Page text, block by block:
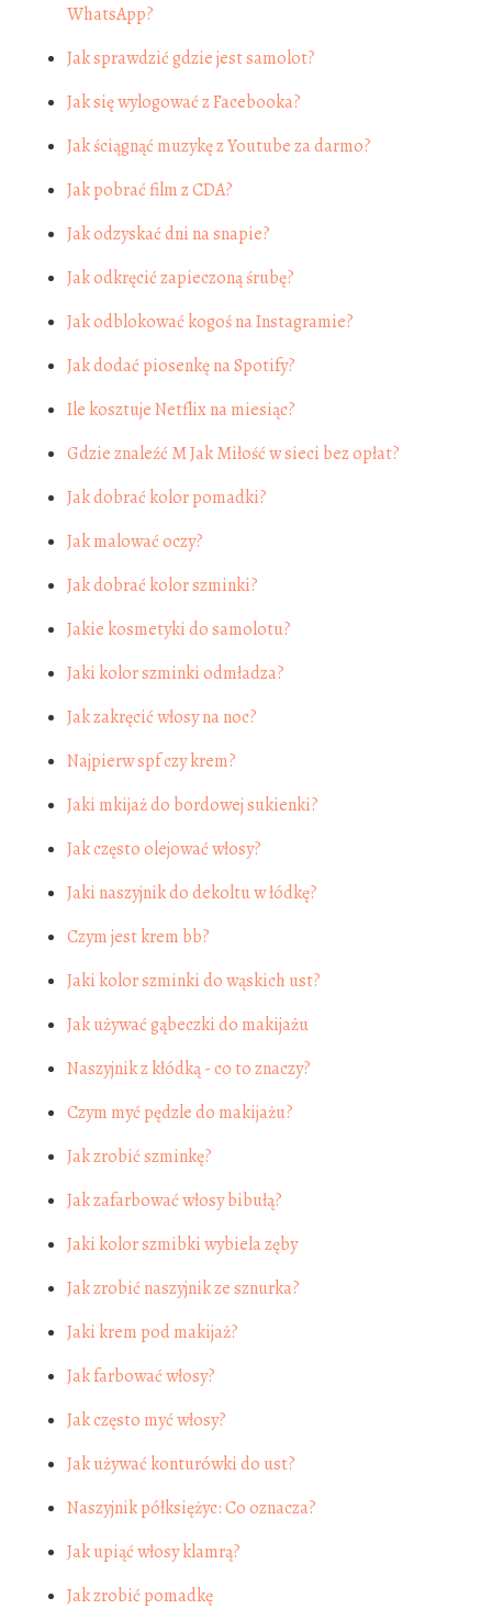
WhatsApp?
Jak sprawdzić gdzie jest samolot?
Jak się wylogować z Facebooka?
Jak ściągnąć muzykę z Youtube za darmo?
Jak pobrać film z CDA?
Jak odzyskać dni na snapie?
Jak odkręcić zapieczoną śrubę?
Jak odblokować kogoś na Instagramie?
Jak dodać piosenkę na Spotify?
Ile kosztuje Netflix na miesiąc?
Gdzie znaleźć M Jak Miłość w sieci bez opłat?
Jak dobrać kolor pomadki?
Jak malować oczy?
Jak dobrać kolor szminki?
Jakie kosmetyki do samolotu?
Jaki kolor szminki odmładza?
Jak zakręcić włosy na noc?
Najpierw spf czy krem?
Jaki mkijaż do bordowej sukienki?
Jak często olejować włosy?
Jaki naszyjnik do dekoltu w łódkę?
Czym jest krem bb?
Jaki kolor szminki do wąskich ust?
Jak używać gąbeczki do makijażu
Naszyjnik z kłódką - co to znaczy?
Czym myć pędzle do makijażu?
Jak zrobić szminkę?
Jak zafarbować włosy bibułą?
Jaki kolor szmibki wybiela zęby
Jak zrobić naszyjnik ze sznurka?
Jaki krem pod makijaż?
Jak farbować włosy?
Jak często myć włosy?
Jak używać konturówki do ust?
Naszyjnik półksiężyc: Co oznacza?
Jak upiąć włosy klamrą?
Jak zrobić pomadkę